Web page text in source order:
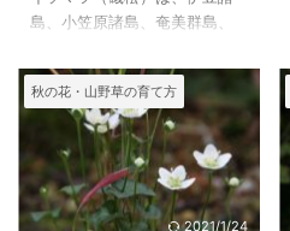
ーサの特徴
島、小笠原諸島、奄美群島、
に分布する、イソマツ科 イ
ソマツ属の植物で、暖地の海
岸地帯の岩の割れ目などに自
生が見られるようです。 私は
あまりなじみのない植物で知
らなかったのですが、好きな
方が種を送ってくださり、育
秋の花・山野草の育て方
2021/1/24